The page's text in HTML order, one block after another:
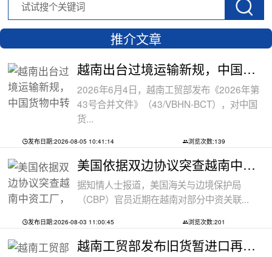
推介文章
越南出台过境运输新规，中国货物中转通
2026年6月4日，越南工贸部发布《2026年第
43号合并文件》（43/VBHN-BCT），对中国
货...
发布日期:2026-08-05 10:41:14 浏览次数:139
美国依据双边协议突查越南中资工厂，三
据知情人士报道，美国海关与边境保护局
（CBP）官员近期在越南对部分中资关联...
发布日期:2026-08-03 11:00:45 浏览次数:201
越南工贸部发布旧货暂进口再出口新规：